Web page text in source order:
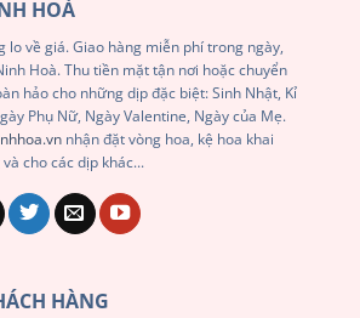
HOÀ
lo về giá. Giao hàng miễn phí trong ngày,
Hoà. Thu tiền mặt tận nơi hoặc chuyển
hảo cho những dịp đặc biệt: Sinh Nhật, Kỉ
Phụ Nữ, Ngày Valentine, Ngày của Mẹ.
nhận đặt vòng hoa, kệ hoa khai
cho các dịp khác...
HÀNG